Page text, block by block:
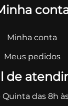
Minha conta
Meus pedidos
de
Quinta das 8h